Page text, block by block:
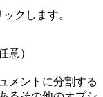
クします。
意）
メントに分割する